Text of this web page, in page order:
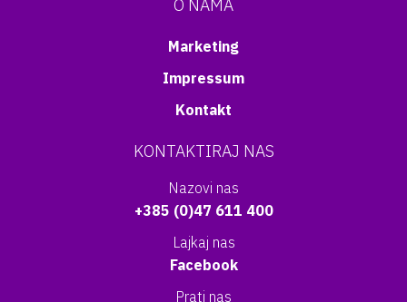
O NAMA
Marketing
Impressum
Kontakt
KONTAKTIRAJ NAS
Nazovi nas
+385 (0)47 611 400
Lajkaj nas
Facebook
Prati nas